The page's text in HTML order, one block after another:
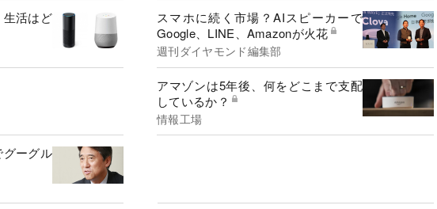
活はど
スマホに続く市場？AIスピーカーで
Google、LINE、Amazonが火花
週刊ダイヤモンド編集部
アマゾンは5年後、何をどこまで支配
しているか？
情報工場
グーグル